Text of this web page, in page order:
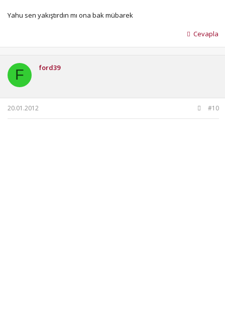
Yahu sen yakıştırdın mı ona bak mübarek
Cevapla
F ford39
20.01.2012 #10